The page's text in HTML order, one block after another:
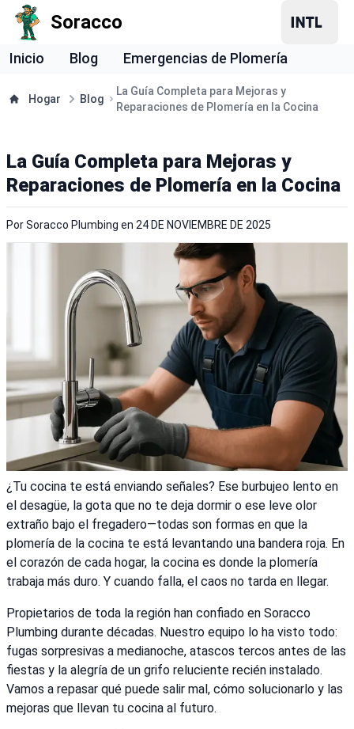
Soracco
Inicio Blog Emergencias de Plomería
Hogar Blog
La Guía Completa para Mejoras y
Reparaciones de Plomería en la Cocina
La Guía Completa para Mejoras y
Reparaciones de Plomería en la Cocina
PorSoracco Plumbing en 24 DE NOVIEMBRE DE 2025
¿Tu cocina te está enviando señales? Ese burbujeo lento en
el desagüe, la gota que no te deja dormir o ese leve olor
extraño bajo el fregadero—todas son formas en que la
plomería de la cocina te está levantando una bandera roja. En
el corazón de cada hogar, la cocina es donde la plomería
trabaja más duro. Y cuando falla, el caos no tarda en llegar.
Propietarios de toda la región han confiado en Soracco
Plumbing durante décadas. Nuestro equipo lo ha visto todo:
fugas sorpresivas a medianoche, atascos tercos antes de las
fiestas y la alegría de un grifo reluciente recién instalado.
Vamos a repasar qué puede salir mal, cómo solucionarlo y las
mejoras que llevan tu cocina al futuro.